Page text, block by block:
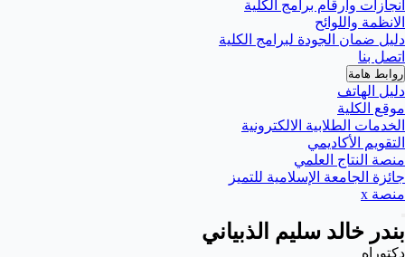
انجازات وأرقام برامج الكلية
الانظمة واللوائح
دليل ضمان الجودة لبرامج الكلية
اتصل بنا
روابط هامة
دليل الهاتف
موقع الكلية
الخدمات الطلابية الالكترونية
التقويم الأكاديمي
منصة النتاج العلمي
جائزة الجامعة الإسلامية للتميز
منصة x
بندر خالد سليم الذبياني
دكتوراه